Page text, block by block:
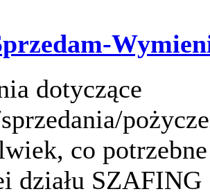
dotyczące
co
działu SZAFING